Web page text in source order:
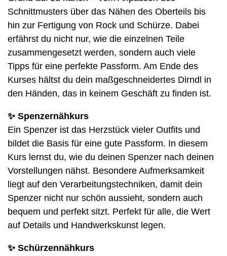
Schnittmusters über das Nähen des Oberteils bis
hin zur Fertigung von Rock und Schürze. Dabei
erfährst du nicht nur, wie die einzelnen Teile
zusammengesetzt werden, sondern auch viele
Tipps für eine perfekte Passform. Am Ende des
Kurses hältst du dein maßgeschneidertes Dirndl in
den Händen, das in keinem Geschäft zu finden ist.
✨ Spenzernähkurs
Ein Spenzer ist das Herzstück vieler Outfits und
bildet die Basis für eine gute Passform. In diesem
Kurs lernst du, wie du deinen Spenzer nach deinen
Vorstellungen nähst. Besondere Aufmerksamkeit
liegt auf den Verarbeitungstechniken, damit dein
Spenzer nicht nur schön aussieht, sondern auch
bequem und perfekt sitzt. Perfekt für alle, die Wert
auf Details und Handwerkskunst legen.
✨ Schürzennähkurs